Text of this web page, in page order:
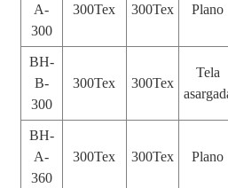
A-
300
300Tex 300Tex Plano
BH-
B-
300
300Tex 300Tex
Tela
BH-
A-
360
300Tex 300Tex Plano